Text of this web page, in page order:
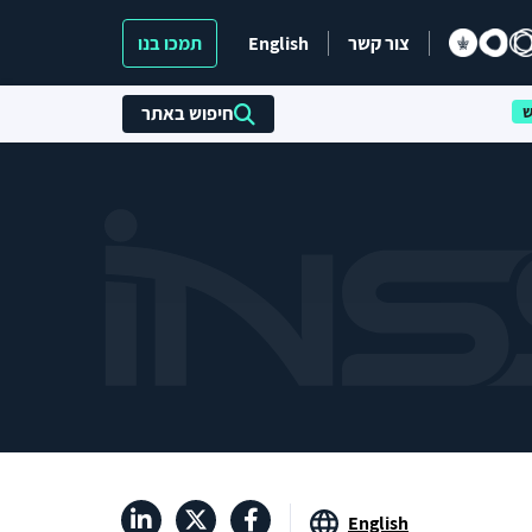
צור קשר English תמכו בנו
חיפוש באתר
English